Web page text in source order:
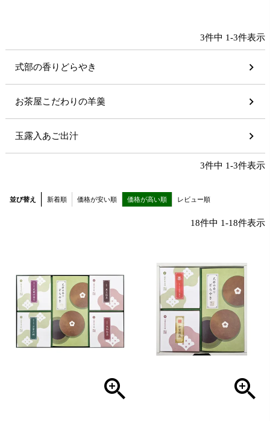
3件中 1-3件表示
式部の香りどらやき
お茶屋こだわりの羊羹
玉露入あご出汁
3件中 1-3件表示
並び替え 新着順 価格が安い順 価格が高い順 レビュー順
18件中 1-18件表示